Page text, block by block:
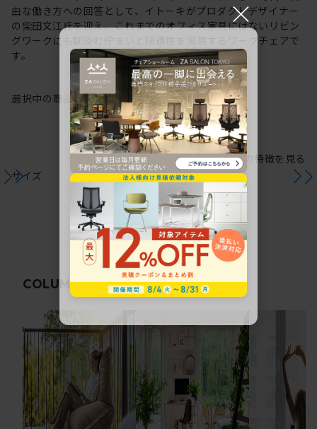
由な働き方への回答として、イトーキがプロダクトデザイナー
の柴田文江氏を迎え、これまでのオフィス家具にはないリビン
グワークにも馴染む佇まいと快適性を実現するワークチェアで
す。
選択中の商品情報保証注意事項
サイズ
シリーズの特徴を見る
COLUMN関連コラム
×